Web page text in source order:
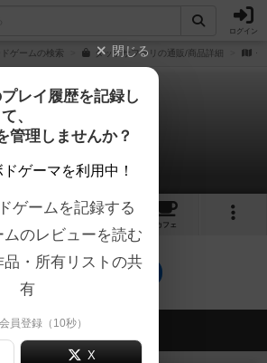
ログイン
ゲームの検索 タッソサファリの通販/商品詳細 作
タッソサファリ
0件のリプレイ日記
3
カフェ
ッソサファリのトップに戻る
会員の新しい投稿
閉じる
レイ履歴を記録し
て、
管理しませんか？
ドゲーマを利用中！
ゲームを記録する
のレビューを読む
品・所有リストの共
有
員登録（10秒）
X